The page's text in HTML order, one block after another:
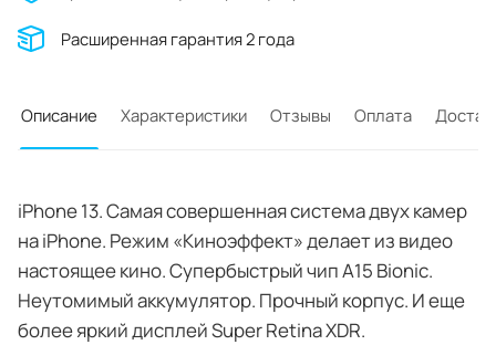
Расширенная гарантия 2 года
Описание Характеристики Отзывы Оплата
iPhone 13. Самая совершенная система двух камер
на iPhone. Режим «Киноэффект» делает из видео
настоящее кино. Супербыстрый чип A15 Bionic.
Неутомимый аккумулятор. Прочный корпус. И еще
более яркий дисплей Super Retina XDR.